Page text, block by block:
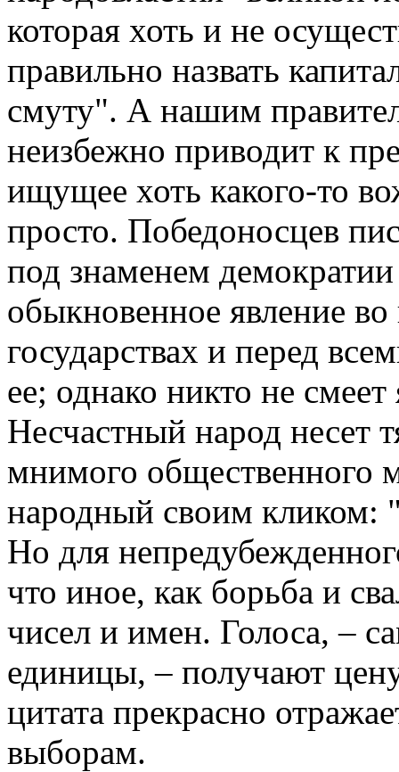
которая хоть и не
правильно назвать
смуту". А нашим
неизбежно приводит к
ищущее хоть какого-то
просто. Победоносцев
под знаменем
обыкновенное явление
государствах и перед
ее; однако никто не
Несчастный народ несет
мнимого общественного
народный своим кликом:
Но для
что иное, как борьба и
чисел и имен. Голоса, –
единицы, – получают
цитата прекрасно
выборам.